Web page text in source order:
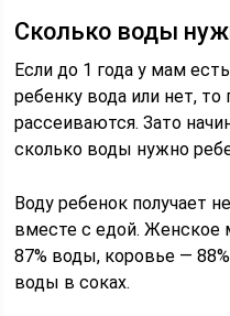
Сколько воды
Если до 1 года у мам
ребенку вода или нет,
рассеиваются. Зато
сколько воды нужно
Воду ребенок получает
вместе с едой. Женское
87% воды, коровье —
воды в соках.